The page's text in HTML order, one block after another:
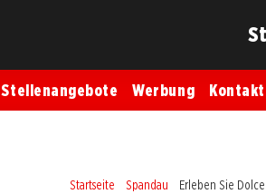
Stellenangebote Werbung Kontakt
Startseite Spandau Erleben Sie